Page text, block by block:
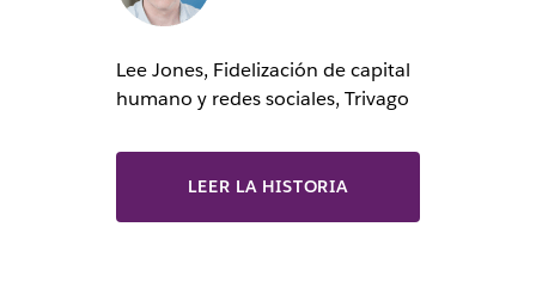
Lee Jones, Fidelización de capital
humano y redes sociales, Trivago
LEER LA HISTORIA